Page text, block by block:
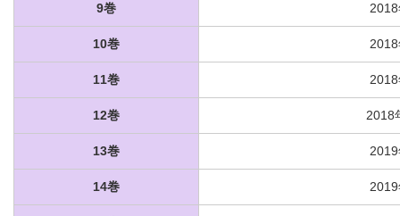
9巻
10巻
11巻
12巻 2018
13巻
14巻